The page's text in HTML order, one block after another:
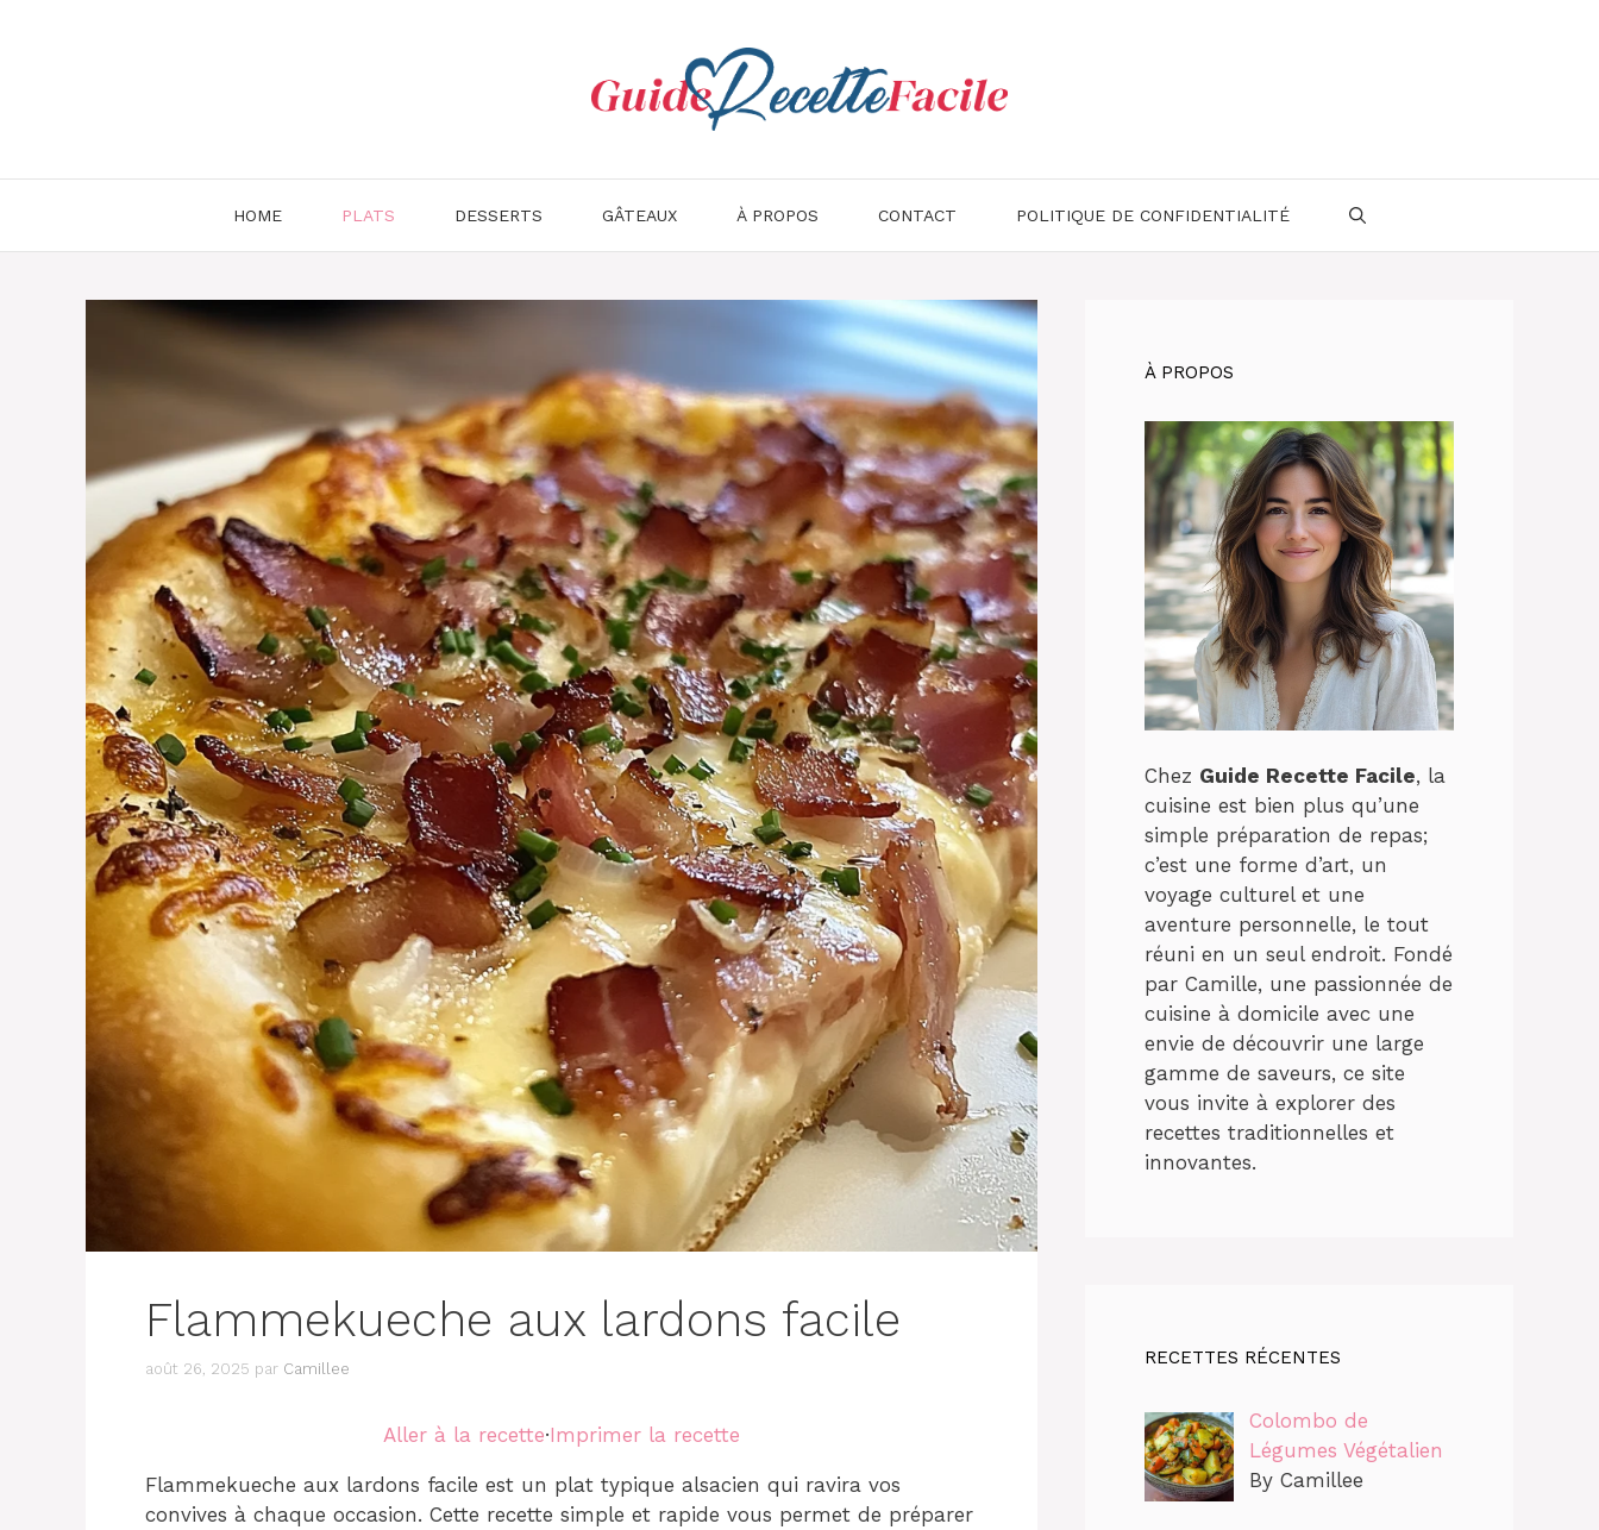
HOME PLATS DESSERTS GÂTEAUX À PROPOS CONTACT POLITIQUE DE CONFIDENTIALITÉ
Flammekueche aux lardons facile
août 26, 2025 par Camillee
Aller à la recette·Imprimer la recette
Flammekueche aux lardons facile est un plat typique alsacien qui ravira vos
convives à chaque occasion. Cette recette simple et rapide vous permet de préparer
À PROPOS
Chez Guide Recette Facile, la
cuisine est bien plus qu’une
simple préparation de repas;
c’est une forme d’art, un
voyage culturel et une
aventure personnelle, le tout
réuni en un seul endroit. Fondé
par Camille, une passionnée de
cuisine à domicile avec une
envie de découvrir une large
gamme de saveurs, ce site
vous invite à explorer des
recettes traditionnelles et
innovantes.
RECETTES RÉCENTES
Colombo de
Légumes Végétalien
By Camillee